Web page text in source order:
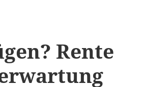
Rente